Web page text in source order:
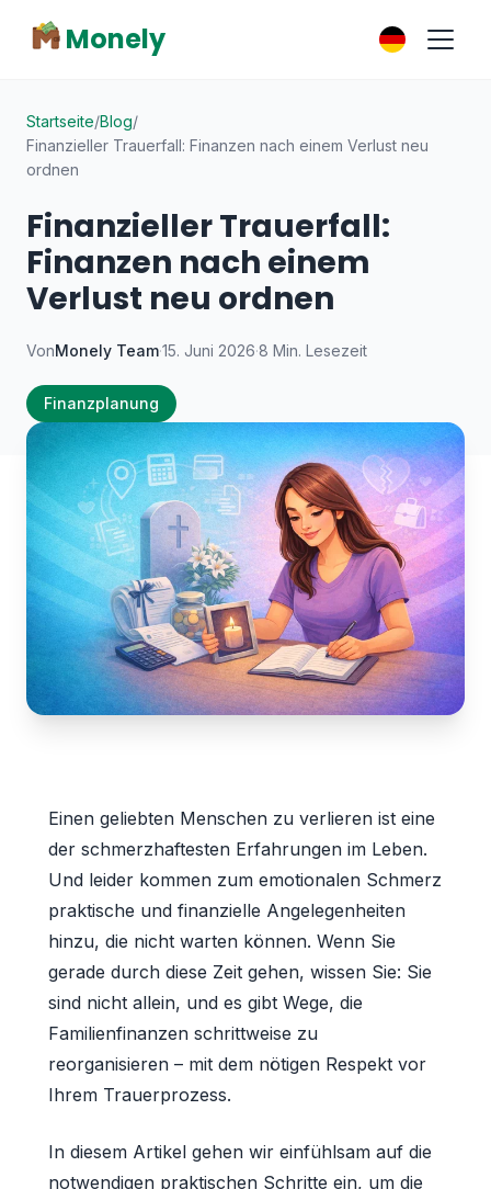
Monely
Startseite/Blog/
Finanzieller Trauerfall: Finanzen nach einem Verlust neu
ordnen
Finanzieller Trauerfall:
Finanzen nach einem
Verlust neu ordnen
VonMonely Team·15. Juni 2026·8 Min. Lesezeit
Finanzplanung
Einen geliebten Menschen zu verlieren ist eine
der schmerzhaftesten Erfahrungen im Leben.
Und leider kommen zum emotionalen Schmerz
praktische und finanzielle Angelegenheiten
hinzu, die nicht warten können. Wenn Sie
gerade durch diese Zeit gehen, wissen Sie: Sie
sind nicht allein, und es gibt Wege, die
Familienfinanzen schrittweise zu
reorganisieren – mit dem nötigen Respekt vor
Ihrem Trauerprozess.
In diesem Artikel gehen wir einfühlsam auf die
notwendigen praktischen Schritte ein, um die